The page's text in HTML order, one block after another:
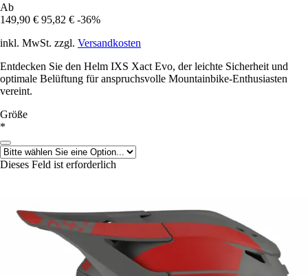
Ab
149,90 € 95,82 € -36%
inkl. MwSt. zzgl. Versandkosten
Entdecken Sie den Helm IXS Xact Evo, der leichte Sicherheit und
optimale Belüftung für anspruchsvolle Mountainbike-Enthusiasten
vereint.
Größe
*
Dieses Feld ist erforderlich